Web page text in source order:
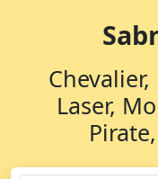
Laser,